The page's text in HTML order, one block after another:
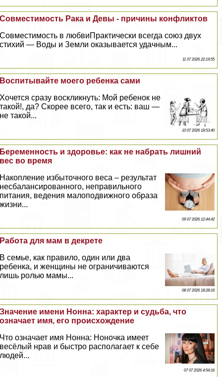
Совместимость Paка и Девы - причины конфликтов
Совместимость в любвиПpaктически всегда союз двух
стихий — Воды и Земли оказывается удачным...
11 07 2026 22:19:55
Воспитывайте моего ребенка сами
Хочется сразу воскликнуть: Мой ребенок не
такой!, да? Скорее всего, так и есть: ваш —
не такой...
10 07 2026 18:53:40
Беременность и здоровье: как не набрать лишний
вес во время
Накопление избыточного веса – результат
несбалансированного, неправильного
питания, ведения малоподвижного образа
жизни...
09 07 2026 12:44:42
Работа для мам в декрете
В семье, как правило, один или два
ребенка, и женщины не ограничиваются
лишь ролью мамы...
08 07 2026 18:28:16
Значение имени Нонна: хаpaктер и судьба, что
означает имя, его происхождение
Что означает имя Нонна: Ноночка имеет
весёлый нрав и быстро располагает к себе
людей...
07 07 2026 4:54:16